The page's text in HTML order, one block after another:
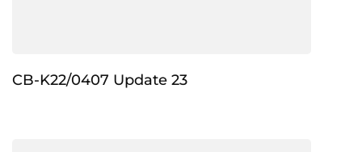
CB-K22/0407 Update 23